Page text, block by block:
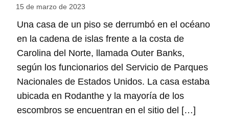
15 de marzo de 2023
Una casa de un piso se derrumbó en el océano
en la cadena de islas frente a la costa de
Carolina del Norte, llamada Outer Banks,
según los funcionarios del Servicio de Parques
Nacionales de Estados Unidos. La casa estaba
ubicada en Rodanthe y la mayoría de los
escombros se encuentran en el sitio del […]